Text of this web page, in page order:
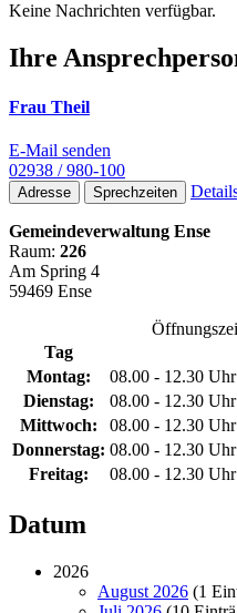
Keine Nachrichten verfügbar.
Ihre
Frau Theil
E-Mail senden
02938 / 980-100
Adresse Sprechzeiten
Gemeindeverwaltung Ense
Raum: 226
Am Spring 4
59469 Ense
Tag
Montag:
08.00 - 12.30
Dienstag:
08.00 - 12.30 Uhr
Mittwoch:
08.00 - 12.30 Uhr
Donnerstag: 08.00 - 12.30
Freitag:
08.00 - 12.30 Uhr
Datum
2026
August 2026 (1